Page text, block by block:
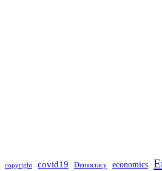
copyright covid19 Democracy economics